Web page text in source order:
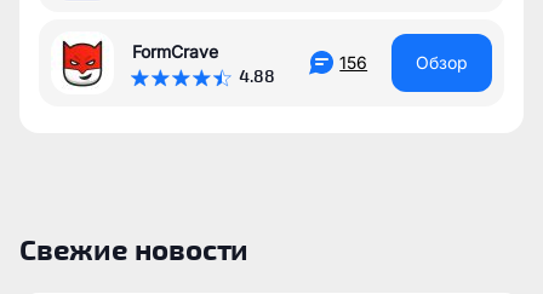
FormCrave
4.88
156 Обзор
Свежие новости